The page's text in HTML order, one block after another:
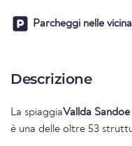
Parcheggi nelle
Descrizione
La spiaggiaVallda Sandoe
è una delle oltre 53